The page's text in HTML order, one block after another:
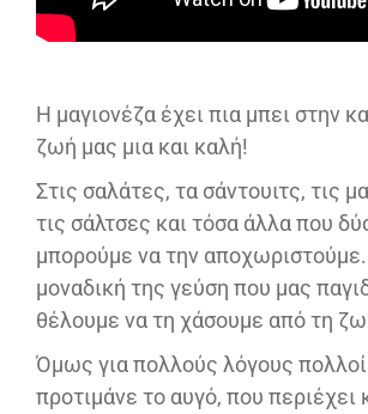
Η μαγιονέζα έχει πια μπει στην
ζωή μας μια και καλή!
Στις σαλάτες, τα σάντουιτς, τις
τις σάλτσες και τόσα άλλα που
μπορούμε να την αποχωριστούμε.
μοναδική της γεύση που μας
θέλουμε να τη χάσουμε από τη
Όμως για πολλούς λόγους
προτιμάνε το αυγό, που περιέχει